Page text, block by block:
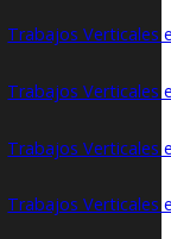
Trabajos Verticales
Trabajos Verticales
Trabajos Verticales
Trabajos Verticales